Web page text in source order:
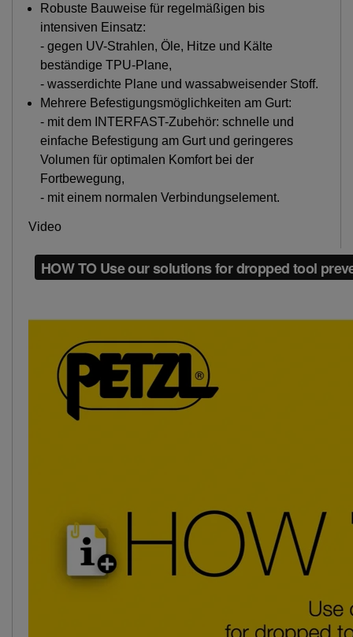
Robuste Bauweise für regelmäßigen bis
intensiven Einsatz:
- gegen UV-Strahlen, Öle, Hitze und Kälte
beständige TPU-Plane,
- wasserdichte Plane und wassabweisender Stoff.
Mehrere Befestigungsmöglichkeiten am Gurt:
- mit dem INTERFAST-Zubehör: schnelle und
einfache Befestigung am Gurt und geringeres
Volumen für optimalen Komfort bei der
Fortbewegung,
- mit einem normalen Verbindungselement.
Video